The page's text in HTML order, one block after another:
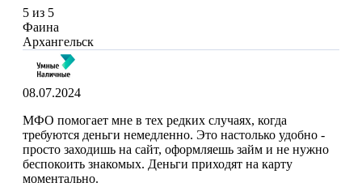
5 из 5
Фаина
Архангельск
08.07.2024
МФО помогает мне в тех редких случаях, когда
требуются деньги немедленно. Это настолько удобно -
просто заходишь на сайт, оформляешь займ и не нужно
беспокоить знакомых. Деньги приходят на карту
моментально.